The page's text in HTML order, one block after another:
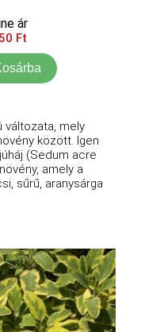
ár
Ft
változata, mely
között. Igen
(Sedum acre
amely a
sűrű, aranysárga